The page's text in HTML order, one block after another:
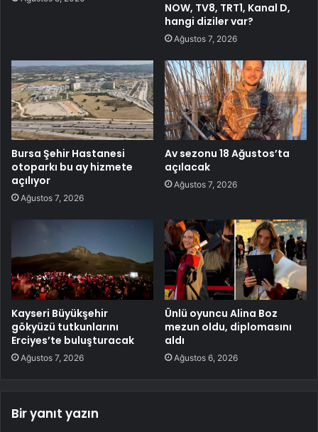
NOW, TV8, TRT1, Kanal D,
hangi diziler var?
Ağustos 7, 2026
Bursa Şehir Hastanesi
otoparkı bu ay hizmete
açılıyor
Ağustos 7, 2026
Av sezonu 18 Ağustos’ta
açılacak
Ağustos 7, 2026
Kayseri Büyükşehir
gökyüzü tutkunlarını
Erciyes’te buluşturacak
Ağustos 7, 2026
Ünlü oyuncu Alina Boz
mezun oldu, diplomasını
aldı
Ağustos 6, 2026
Bir yanıt yazın